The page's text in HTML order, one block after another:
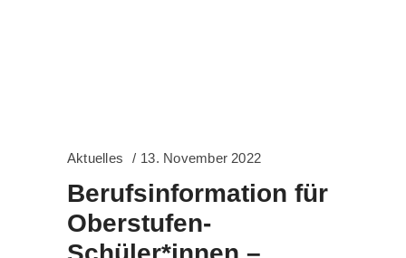
Aktuelles 13. November 2022
Berufsinformation für
Oberstufen-